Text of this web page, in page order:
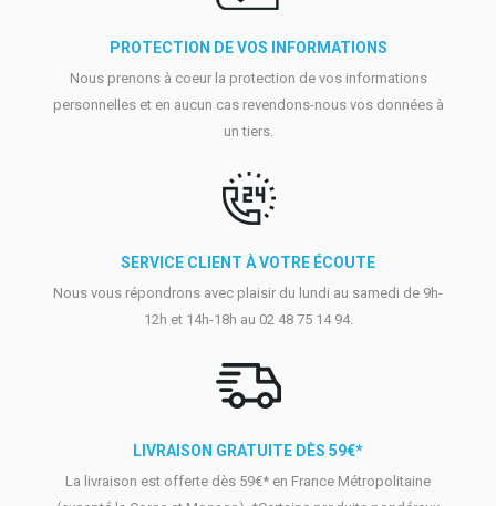
PROTECTION DE VOS INFORMATIONS
Nous prenons à coeur la protection de vos informations
personnelles et en aucun cas revendons-nous vos données à
un tiers.
SERVICE CLIENT À VOTRE ÉCOUTE
Nous vous répondrons avec plaisir du lundi au samedi de 9h-
12h et 14h-18h au 02 48 75 14 94.
LIVRAISON GRATUITE DÈS 59€*
La livraison est offerte dès 59€* en France Métropolitaine